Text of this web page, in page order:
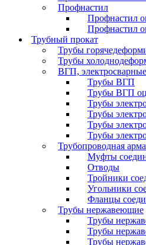
Профнастил
Профнастил
Профнастил
Трубный прокат
Трубы
Трубы
ВГП,
Трубы ВГП
Трубы ВГП
Трубы
Трубы
Трубы
Трубы
Трубопроводная
Муфты
Отводы
Тройники
Угольники
Фланцы
Трубы нержавеющие
Трубы
Трубы
Трубы